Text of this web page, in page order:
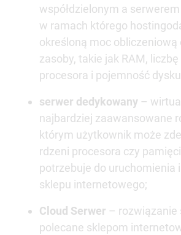
współdzielonym a
w ramach którego
określoną moc obliczeniową
zasoby, takie jak RAM,
procesora i pojemność
serwer dedykowany –
najbardziej zaawansowane
którym użytkownik może
rdzeni procesora czy
potrzebuje do uruchomienia i
sklepu internetowego;
Cloud Serwer – rozwiązanie
polecane sklepom